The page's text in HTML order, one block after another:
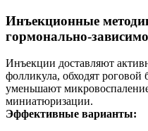
Инъекционные
Инъекции доставляют
фолликула, обходят
уменьшают
миниатюризации.
Эффективные варианты: